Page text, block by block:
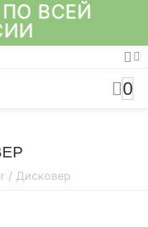
ВСЕЙ
0
/ Дисковер